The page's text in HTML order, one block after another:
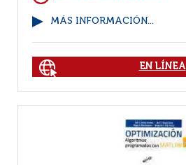
MÁS INFORMACIÓN...
EN LÍNEA